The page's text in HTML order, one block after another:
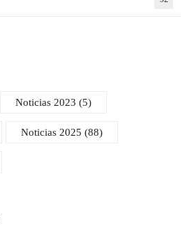
Noticias 2023 (5)
Noticias 2025 (88)